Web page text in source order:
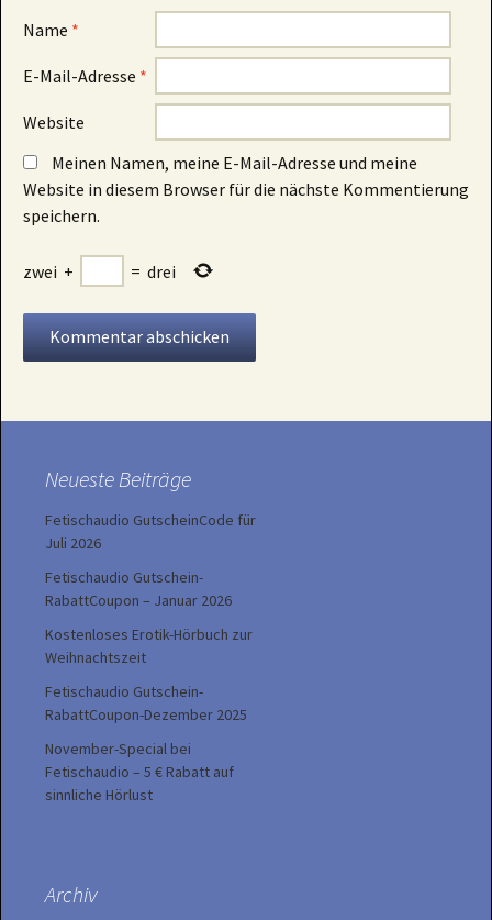
Name *
E-Mail-Adresse *
Website
Meinen Namen, meine E-Mail-Adresse und meine
Website in diesem Browser für die nächste Kommentierung
speichern.
zwei + = drei
Neueste Beiträge
Fetischaudio GutscheinCode für
Juli 2026
Fetischaudio Gutschein-
RabattCoupon – Januar 2026
Kostenloses Erotik-Hörbuch zur
Weihnachtszeit
Fetischaudio Gutschein-
RabattCoupon-Dezember 2025
November-Special bei
Fetischaudio – 5 € Rabatt auf
sinnliche Hörlust
Archiv